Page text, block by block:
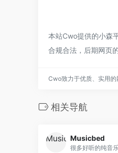
本站Cwo提供的小森
合规合法，后期网页
Cwo致力于优质、实用的
相关导航
Musicbed